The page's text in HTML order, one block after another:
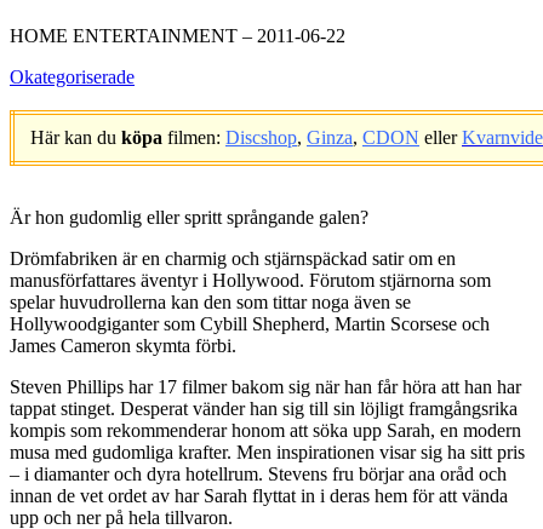
HOME ENTERTAINMENT – 2011-06-22
Okategoriserade
Här kan du köpa filmen: Discshop, Ginza, CDON eller
Är hon gudomlig eller spritt språngande galen?
Drömfabriken är en charmig och stjärnspäckad satir om en
manusförfattares äventyr i Hollywood. Förutom stjärnorna som
spelar huvudrollerna kan den som tittar noga även se
Hollywoodgiganter som Cybill Shepherd, Martin Scorsese och
James Cameron skymta förbi.
Steven Phillips har 17 filmer bakom sig när han får höra att han har
tappat stinget. Desperat vänder han sig till sin löjligt framgångsrika
kompis som rekommenderar honom att söka upp Sarah, en modern
musa med gudomliga krafter. Men inspirationen visar sig ha sitt pris
– i diamanter och dyra hotellrum. Stevens fru börjar ana oråd och
innan de vet ordet av har Sarah flyttat in i deras hem för att vända
upp och ner på hela tillvaron.